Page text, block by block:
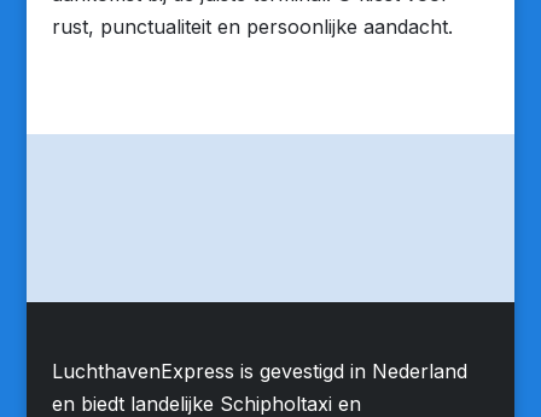
rust, punctualiteit en persoonlijke aandacht.
LuchthavenExpress is gevestigd in Nederland
en biedt landelijke Schipholtaxi en